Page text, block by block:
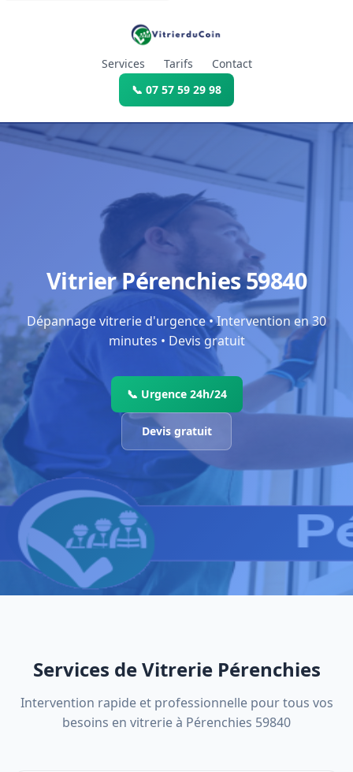
Services Tarifs
Contact
📞 07 57 59 29 98
Vitrier Pérenchies 59840
Dépannage vitrerie d'urgence • Intervention en 30
minutes • Devis gratuit
📞 Urgence 24h/24
Devis gratuit
Services de Vitrerie Pérenchies
Intervention rapide et professionnelle pour tous vos
besoins en vitrerie à Pérenchies 59840